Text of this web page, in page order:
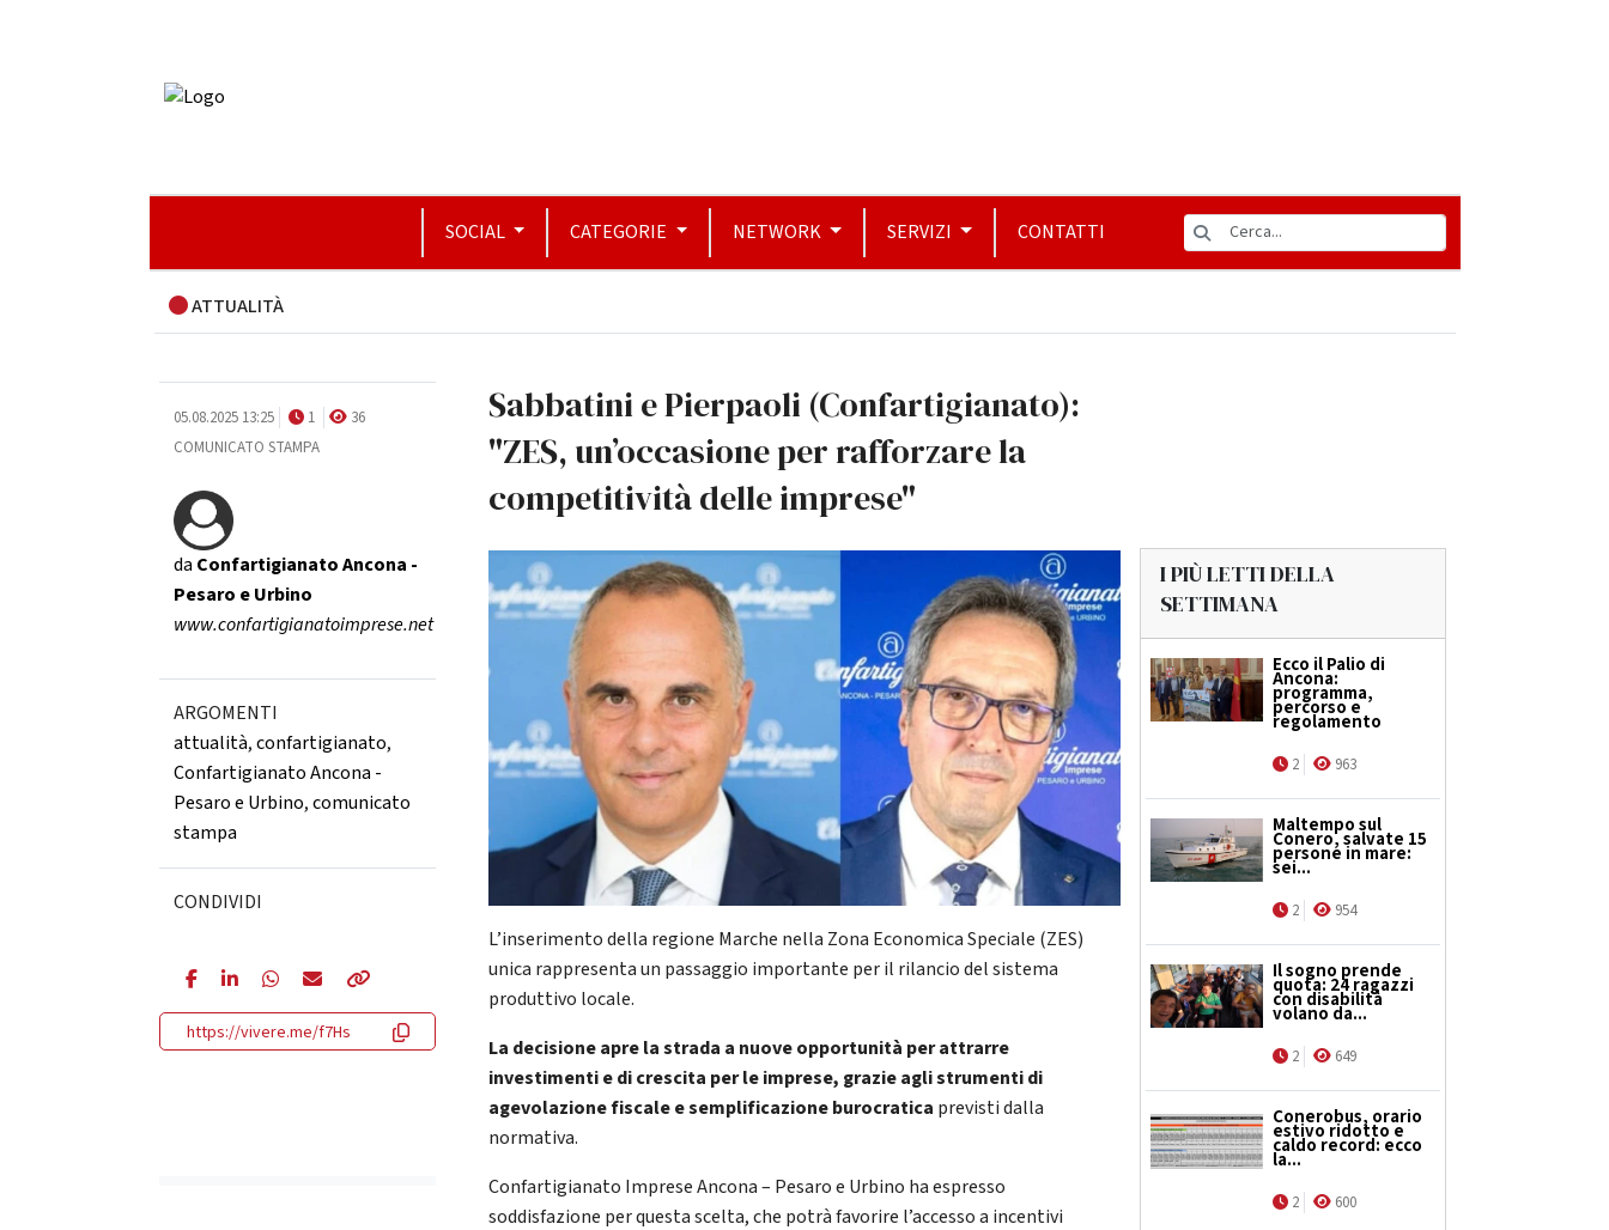
SOCIAL CATEGORIE NETWORK SERVIZI CONTATTI
ATTUALITÀ
05.08.2025 13:25 1
36
COMUNICATO STAMPA
da Confartigianato Ancona -
Pesaro e Urbino
www.confartigianatoimprese.net
ARGOMENTI
attualità,confartigianato,
Confartigianato Ancona -
Pesaro e Urbino,comunicato
stampa
CONDIVIDI
https://vivere.me/f7Hs
Sabbatini e Pierpaoli (Confartigianato):
"ZES, un’occasione per rafforzare la
competitività delle imprese"
L’inserimento della regione Marche nella Zona Economica Speciale (ZES)
unica rappresenta un passaggio importante per il rilancio del sistema
produttivo locale.
La decisione apre la strada a nuove opportunità per attrarre
investimenti e di crescita per le imprese, grazie agli strumenti di
agevolazione fiscale e semplificazione burocratica previsti dalla
normativa.
Confartigianato Imprese Ancona – Pesaro e Urbino ha espresso
soddisfazione per questa scelta, che potrà favorire l’accesso a incentivi
I PIÙ LETTI DELLA
SETTIMANA
Ecco il Palio di
Ancona:
programma,
percorso e
regolamento
2 963
Maltempo sul
Conero, salvate 15
persone in mare:
sei...
2 954
Il sogno prende
quota: 24 ragazzi
con disabilità
volano da...
2 649
Conerobus, orario
estivo ridotto e
caldo record: ecco
la...
2 600